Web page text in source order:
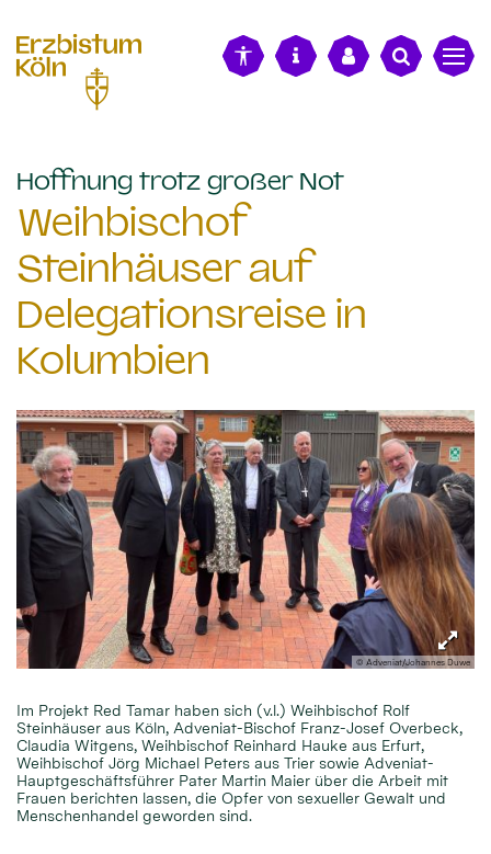
Hoffnung trotz großer Not:
Weihbischof
Steinhäuser auf
Delegationsreise in
Kolumbien
© Adveniat/Johannes Duwe
Im Projekt Red Tamar haben sich (v.l.) Weihbischof Rolf
Steinhäuser aus Köln, Adveniat-Bischof Franz-Josef Overbeck,
Claudia Witgens, Weihbischof Reinhard Hauke aus Erfurt,
Weihbischof Jörg Michael Peters aus Trier sowie Adveniat-
Hauptgeschäftsführer Pater Martin Maier über die Arbeit mit
Frauen berichten lassen, die Opfer von sexueller Gewalt und
Menschenhandel geworden sind.